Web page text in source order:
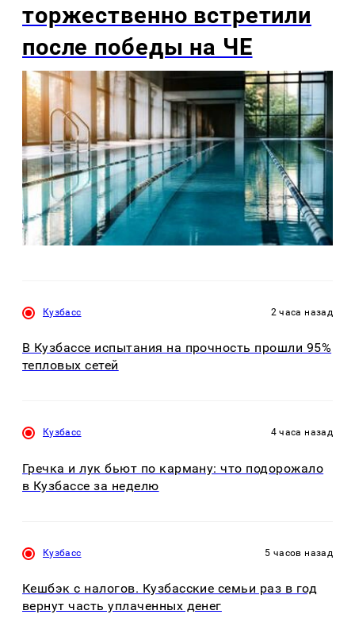
торжественно встретили
после победы на ЧЕ
Кузбасс 2 часа назад
В Кузбассе испытания на прочность прошли 95%
тепловых сетей
Кузбасс 4 часа назад
Гречка и лук бьют по карману: что подорожало
в Кузбассе за неделю
Кузбасс 5 часов назад
Кешбэк с налогов. Кузбасские семьи раз в год
вернут часть уплаченных денег